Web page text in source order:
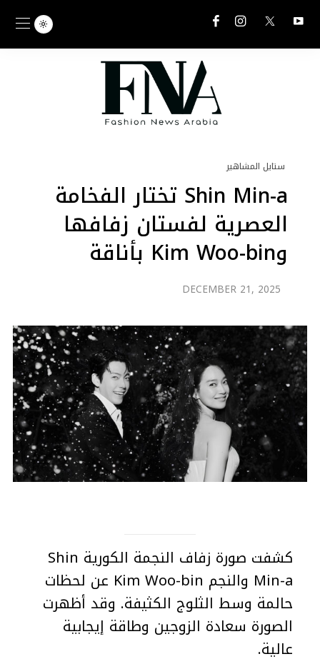
ستايل المشاهير
Shin Min-a تختار الفخامة
العصرية لفستان زفافها
وKim Woo-bin بأناقة
كلاسيكية
DECEMBER 21, 2025
كشفت صورة زفاف النجمة الكورية Shin
Min-a والنجم Kim Woo-bin عن لحظات
حالمة وسط الثلوج الكثيفة. وقد أظهرت
الصورة سعادة الزوجين وطاقة إيجابية
عالية.